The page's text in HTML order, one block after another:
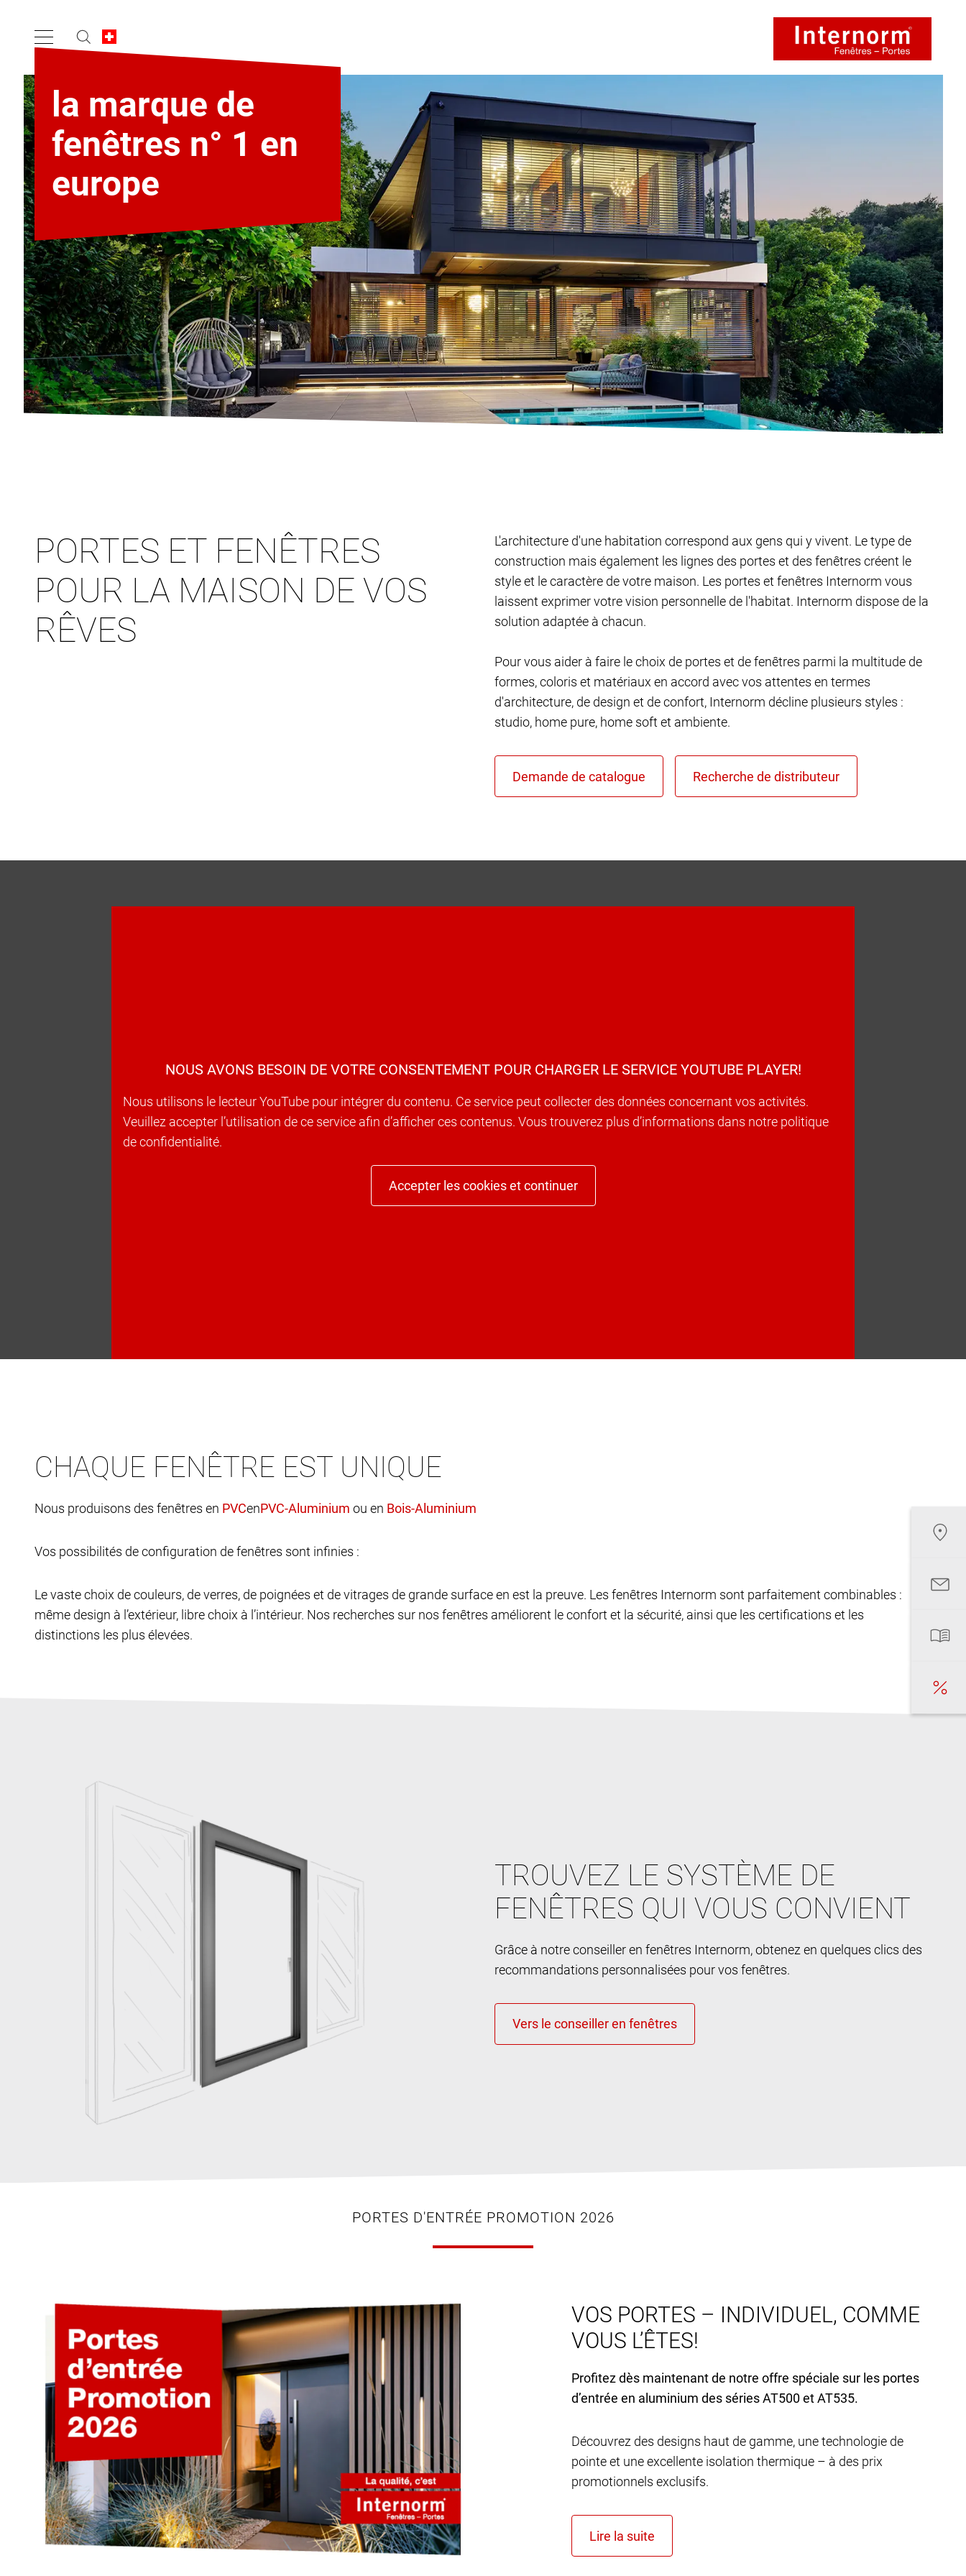
la marque de
fenêtres n° 1 en
europe
PORTES ET FENÊTRES
POUR LA MAISON DE VOS
RÊVES
L'architecture d'une habitation correspond aux gens qui y vivent. Le type de
construction mais également les lignes des portes et des fenêtres créent le
style et le caractère de votre maison. Les portes et fenêtres Internorm vous
laissent exprimer votre vision personnelle de l'habitat. Internorm dispose de la
solution adaptée à chacun.
Pour vous aider à faire le choix de portes et de fenêtres parmi la multitude de
formes, coloris et matériaux en accord avec vos attentes en termes
d'architecture, de design et de confort, Internorm décline plusieurs styles :
studio, home pure, home soft et ambiente.
NOUS AVONS BESOIN DE VOTRE CONSENTEMENT POUR CHARGER LE SERVICE YOUTUBE PLAYER!
Nous utilisons le lecteur YouTube pour intégrer du contenu. Ce service peut collecter des données concernant vos activités.
Veuillez accepter l’utilisation de ce service afin d’afficher ces contenus. Vous trouverez plus d’informations dans notre politique
de confidentialité.
Accepter les cookies et continuer
CHAQUE FENÊTRE EST UNIQUE
Nous produisons des fenêtres en en ou en
Vos possibilités de configuration de fenêtres sont infinies :
Le vaste choix de couleurs, de verres, de poignées et de vitrages de grande surface en est la preuve. Les fenêtres Internorm sont parfaitement combinables :
même design à l’extérieur, libre choix à l’intérieur. Nos recherches sur nos fenêtres améliorent le confort et la sécurité, ainsi que les certifications et les
distinctions les plus élevées.
TROUVEZ LE SYSTÈME DE
FENÊTRES QUI VOUS CONVIENT
Grâce à notre conseiller en fenêtres Internorm, obtenez en quelques clics des
recommandations personnalisées pour vos fenêtres.
PORTES D'ENTRÉE PROMOTION 2026
VOS PORTES – INDIVIDUEL, COMME
VOUS L’ÊTES!
Profitez dès maintenant de notre offre spéciale sur les portes
d’entrée en aluminium des séries AT500 et AT535.
Découvrez des designs haut de gamme, une technologie de
pointe et une excellente isolation thermique – à des prix
promotionnels exclusifs.